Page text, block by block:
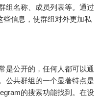
组名称、成员列表等。通过
些信息，使群组对外更加私
是公开的，任何人都可以通
公共群组的一个显著特点是
的搜索功能找到。在设